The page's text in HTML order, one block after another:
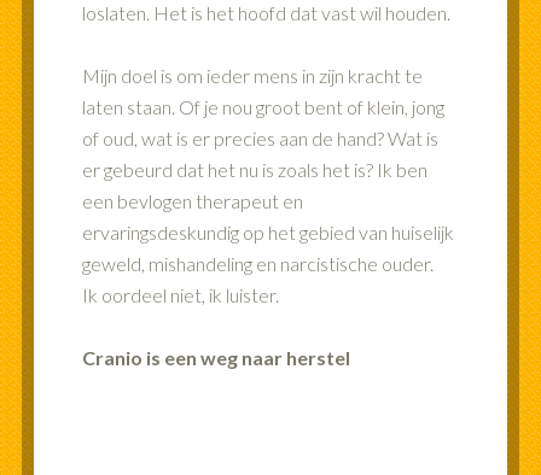
loslaten. Het is het hoofd dat vast wil houden.
Mijn doel is om ieder mens in zijn kracht te
laten staan. Of je nou groot bent of klein, jong
of oud, wat is er precies aan de hand? Wat is
er gebeurd dat het nu is zoals het is? Ik ben
een bevlogen therapeut en
ervaringsdeskundig op het gebied van huiselijk
geweld, mishandeling en narcistische ouder.
Ik oordeel niet, ik luister.
Cranio is een weg naar herstel